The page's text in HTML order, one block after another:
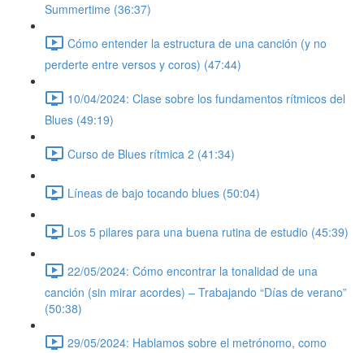
Summertime (36:37)
Cómo entender la estructura de una canción (y no
perderte entre versos y coros) (47:44)
10/04/2024: Clase sobre los fundamentos rítmicos del
Blues (49:19)
Curso de Blues rítmica 2 (41:34)
Líneas de bajo tocando blues (50:04)
Los 5 pilares para una buena rutina de estudio (45:39)
22/05/2024: Cómo encontrar la tonalidad de una
canción (sin mirar acordes) – Trabajando “Días de verano”
(50:38)
29/05/2024: Hablamos sobre el metrónomo, como